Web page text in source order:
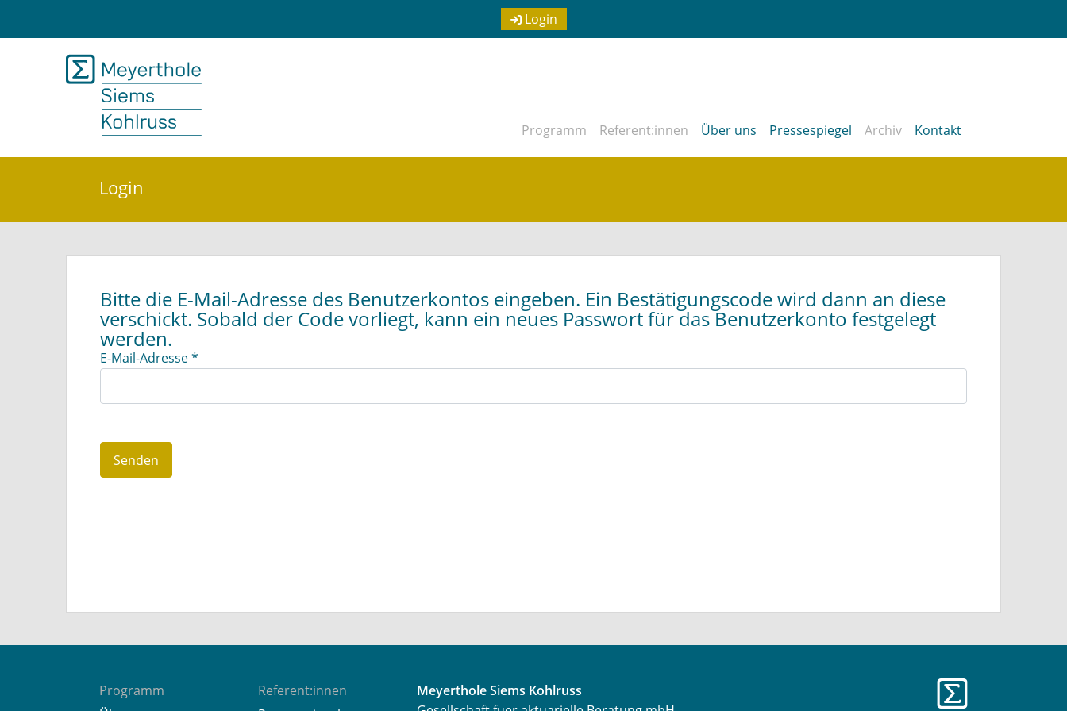
Login
Programm Referent:innen Über uns Pressespiegel Archiv Kontakt
Login
Bitte die E-Mail-Adresse des Benutzerkontos eingeben. Ein Bestätigungscode wird dann an diese
verschickt. Sobald der Code vorliegt, kann ein neues Passwort für das Benutzerkonto festgelegt
werden.
E-Mail-Adresse*
Senden
Programm
Referent:innen
Meyerthole Siems Kohlruss